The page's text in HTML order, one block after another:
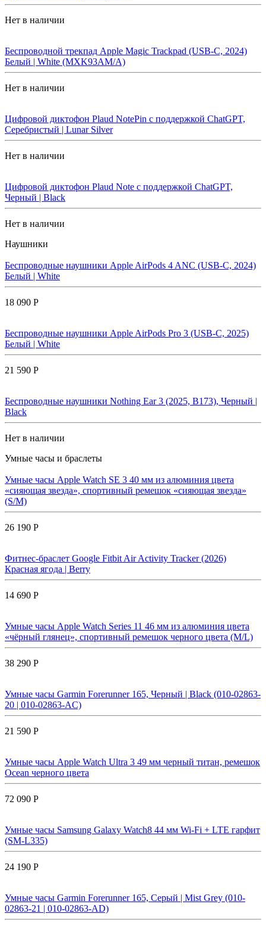
Нет в наличии
Беспроводной трекпад Apple Magic Trackpad (USB-C, 2024)
Белый | White (MXK93AM/A)
Нет в наличии
Цифровой диктофон Plaud NotePin с поддержкой ChatGPT,
Серебристый | Lunar Silver
Нет в наличии
Цифровой диктофон Plaud Note с поддержкой ChatGPT,
Черный | Black
Нет в наличии
Наушники
Беспроводные наушники Apple AirPods 4 ANC (USB-C, 2024)
Белый | White
18 090 Р
Беспроводные наушники Apple AirPods Pro 3 (USB-C, 2025)
Белый | White
21 590 Р
Беспроводные наушники Nothing Ear 3 (2025, B173), Черный |
Black
Нет в наличии
Умные часы и браслеты
Умные часы Apple Watch SE 3 40 мм из алюминия цвета
«сияющая звезда», спортивный ремешок «сияющая звезда»
(S/M)
26 190 Р
Фитнес-браслет Google Fitbit Air Activity Tracker (2026)
Красная ягода | Berry
14 690 Р
Умные часы Apple Watch Series 11 46 мм из алюминия цвета
«чёрный глянец», спортивный ремешок черного цвета (M/L)
38 290 Р
Умные часы Garmin Forerunner 165, Черный | Black (010-02863-
20 | 010-02863-AC)
21 590 Р
Умные часы Apple Watch Ultra 3 49 мм черный титан, ремешок
Ocean черного цвета
72 090 Р
Умные часы Samsung Galaxy Watch8 44 мм Wi-Fi + LTE гарфит
(SM-L335)
24 190 Р
Умные часы Garmin Forerunner 165, Серый | Mist Grey (010-
02863-21 | 010-02863-AD)